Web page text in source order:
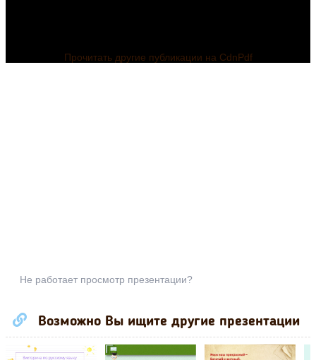
Прочитать другие публикации на CdnPdf
Не работает просмотр презентации?
Возможно Вы ищите другие презентации